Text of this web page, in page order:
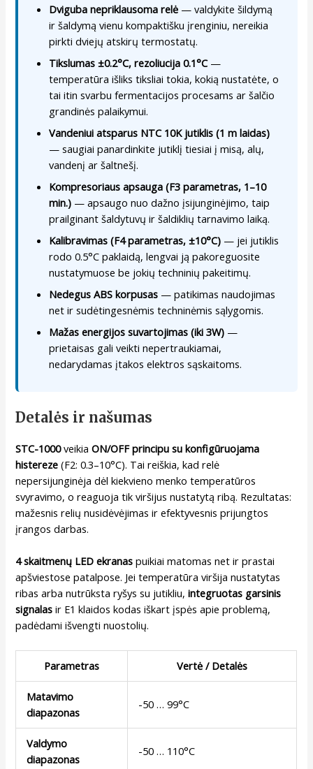
Dviguba nepriklausoma relė — valdykite šildymą
ir šaldymą vienu kompaktišku įrenginiu, nereikia
pirkti dviejų atskirų termostatų.
Tikslumas ±0.2°C, rezoliucija 0.1°C—
temperatūra išliks tiksliai tokia, kokią nustatėte, o
tai itin svarbu fermentacijos procesams ar šalčio
grandinės palaikymui.
Vandeniui atsparus NTC 10K jutiklis (1 m laidas)
— saugiai panardinkite jutiklį tiesiai į misą, alų,
vandenį ar šaltnešį.
Kompresoriaus apsauga (F3 parametras, 1–10
min.) — apsaugo nuo dažno įsijunginėjimo, taip
prailginant šaldytuvų ir šaldiklių tarnavimo laiką.
Kalibravimas (F4 parametras, ±10°C) — jei jutiklis
rodo 0.5°C paklaidą, lengvai ją pakoreguosite
nustatymuose be jokių techninių pakeitimų.
Nedegus ABS korpusas — patikimas naudojimas
net ir sudėtingesnėmis techninėmis sąlygomis.
Mažas energijos suvartojimas (iki 3W) —
prietaisas gali veikti nepertraukiamai,
nedarydamas įtakos elektros sąskaitoms.
Detalės ir našumas
STC-1000veikiaON/OFF principu su konfigūruojama
histereze (F2: 0.3–10°C). Tai reiškia, kad relė
nepersijunginėja dėl kiekvieno menko temperatūros
svyravimo, o reaguoja tik viršijus nustatytą ribą. Rezultatas:
mažesnis relių nusidėvėjimas ir efektyvesnis prijungtos
įrangos darbas.
4 skaitmenų LED ekranas puikiai matomas net ir prastai
apšviestose patalpose. Jei temperatūra viršija nustatytas
ribas arba nutrūksta ryšys su jutikliu,integruotas garsinis
signalas ir E1 klaidos kodas iškart įspės apie problemą,
padėdami išvengti nuostolių.
Parametras Vertė / Detalės
Matavimo
diapazonas
-50 … 99°C
Valdymo
diapazonas
-50 … 110°C